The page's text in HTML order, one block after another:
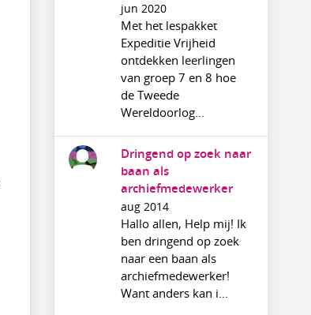
jun 2020
Met het lespakket
Expeditie Vrijheid
ontdekken leerlingen
van groep 7 en 8 hoe
de Tweede
Wereldoorlog...
Dringend op zoek naar
baan als
archiefmedewerker
aug 2014
Hallo allen, Help mij! Ik
ben dringend op zoek
naar een baan als
archiefmedewerker!
Want anders kan i...